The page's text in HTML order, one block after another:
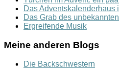
Das Adventskalenderhaus
Das Grab des
Ergreifende Musik
Meine anderen Blogs
Die Backschwestern